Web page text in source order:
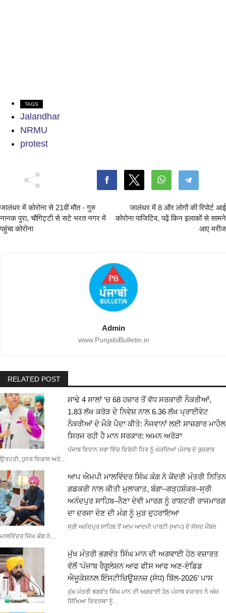
TAGS
Jalandhar
NRMU
protest
जालंधर में कोरोना से 21वीं मौत - गुरु
नानक पुरा, चौगिट्टी से सटे भरत नगर में
पहुंचा कोरोना
जालंधर में 8 और लोगों की रिपोर्ट आई
कोरोना पाजिटिव, पढ़ें किन इलाकों से सामने
आए मरीज
Admin
www.PunjabiBulletin.in
RELATED POST
ਸਾਢੇ 4 ਸਾਲਾਂ ‘ਚ 68 ਹਜ਼ਾਰ ਤੋਂ ਵੱਧ ਸਰਕਾਰੀ ਨੌਕਰੀਆਂ,
1.83 ਲੱਖ ਕਰੋੜ ਦੇ ਨਿਵੇਸ਼ ਨਾਲ 6.36 ਲੱਖ ਪ੍ਰਾਈਵੇਟ
ਨੌਕਰੀਆਂ ਦੇ ਮੌਕੇ ਪੈਦਾ ਕੀਤੇ: ਨੌਜਵਾਨਾਂ ਲਈ ਸਾਜ਼ਗਾਰ ਮਾਹੌਲ
ਸਿਰਜ ਰਹੀ ਹੈ ਮਾਨ ਸਰਕਾਰ: ਅਮਨ ਅਰੋੜਾ
ਪੰਜਾਬ ਵਿਧਾਨ ਸਭਾ ਵਿੱਚ ਵਿਰੋਧੀ ਧਿਰ ਨੂੰ ਘੇਰਦਿਆਂ ਪੰਜਾਬ ਦੇ ਰੁਜ਼ਗਾਰ
ਉਤਪਤੀ, ਹੁਨਰ ਵਿਕਾਸ ਅਤੇ…
ਆਪ ਐਮਪੀ ਮਾਲਵਿੰਦਰ ਸਿੰਘ ਕੰਗ ਨੇ ਕੇਂਦਰੀ ਮੰਤਰੀ ਨਿਤਿਨ
ਗਡਕਰੀ ਨਾਲ ਕੀਤੀ ਮੁਲਾਕਾਤ, ਬੰਗਾ–ਗੜ੍ਹਸ਼ੰਕਰ–ਸ੍ਰੀ
ਅਨੰਦਪੁਰ ਸਾਹਿਬ–ਨੈਣਾ ਦੇਵੀ ਮਾਰਗ ਨੂੰ ਰਾਸ਼ਟਰੀ ਰਾਜਮਾਰਗ
ਦਾ ਦਰਜਾ ਦੇਣ ਦੀ ਮੰਗ ਨੂੰ ਮੁੜ ਦੁਹਰਾਇਆ
ਸ੍ਰੀ ਅਨੰਦਪੁਰ ਸਾਹਿਬ ਤੋਂ ਆਮ ਆਦਮੀ ਪਾਰਟੀ (ਆਪ) ਦੇ ਸੰਸਦ ਮੈਂਬਰ
ਮਾਲਵਿੰਦਰ ਸਿੰਘ ਕੰਗ ਨੇ…
ਮੁੱਖ ਮੰਤਰੀ ਭਗਵੰਤ ਸਿੰਘ ਮਾਨ ਦੀ ਅਗਵਾਈ ਹੇਠ ਵਜ਼ਾਰਤ
ਵੱਲੋਂ ‘ਪੰਜਾਬ ਰੈਗੂਲੇਸ਼ਨ ਆਫ ਫੀਸ ਆਫ ਅਣ-ਏਡਿਡ
ਐਜੂਕੇਸ਼ਨਲ ਇੰਸਟੀਚਿਊਸ਼ਨਜ਼ (ਸੋਧ) ਬਿੱਲ-2026’ ਪਾਸ
ਮੁੱਖ ਮੰਤਰੀ ਭਗਵੰਤ ਸਿੰਘ ਮਾਨ ਦੀ ਅਗਵਾਈ ਹੇਠ ਪੰਜਾਬ ਵਜ਼ਾਰਤ ਨੇ ਅੱਜ
ਸਿੱਖਿਆ ਵਿਵਸਥਾ ਨੂੰ…